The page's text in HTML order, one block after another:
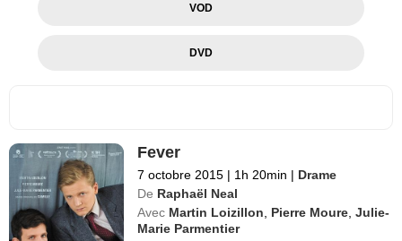
VOD
DVD
Fever
7 octobre 2015 | 1h 20min | Drame
De Raphaël Neal
Avec Martin Loizillon Pierre Moure ,Julie-
Marie Parmentier